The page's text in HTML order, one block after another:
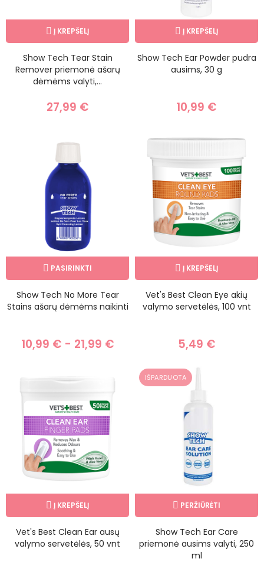
Į KREPŠELĮ
Show Tech Tear Stain
Remover priemonė ašarų
dėmėms valyti,...
27,99 €
Į KREPŠELĮ
Show Tech Ear Powder pudra
ausims, 30 g
10,99 €
PASIRINKTI
Show Tech No More Tear
Stains ašarų dėmėms naikinti
10,99 € - 21,99 €
Į KREPŠELĮ
Vet's Best Clean Eye akių
valymo servetėlės, 100 vnt
5,49 €
Į KREPŠELĮ
Vet's Best Clean Ear ausų
valymo servetėlės, 50 vnt
IŠPARDUOTA
PERŽIŪRĖTI
Show Tech Ear Care
priemonė ausims valyti, 250
ml